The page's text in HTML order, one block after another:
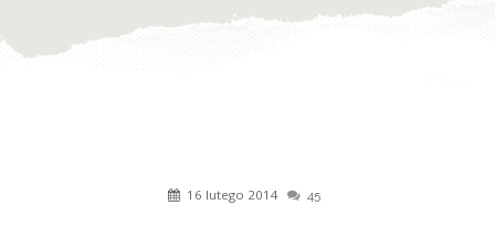
16 lutego 2014 45